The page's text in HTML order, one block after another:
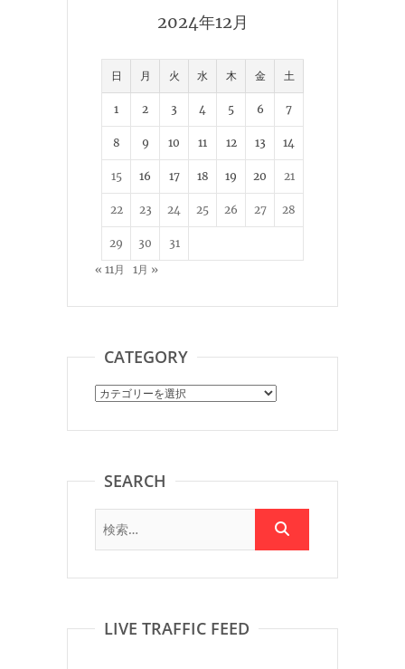
2024年12月
日 月 火 水 木 金 土
1 2 3 4 5 6 7
8 9 10 11 12 13 14
15 16 17 18 19 20 21
22 23 24 25 26 27 28
29 30
31
« 11月
1月 »
CATEGORY
Category
SEARCH
LIVE TRAFFIC FEED